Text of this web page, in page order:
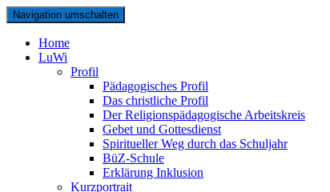
Navigation umschalten
Home
LuWi
Profil
Pädagogisches Profil
Das christliche Profil
Der Religionspädagogische Arbeitskreis
Gebet und Gottesdienst
Spiritueller Weg durch das Schuljahr
BüZ-Schule
Erklärung Inklusion
Kurzportrait